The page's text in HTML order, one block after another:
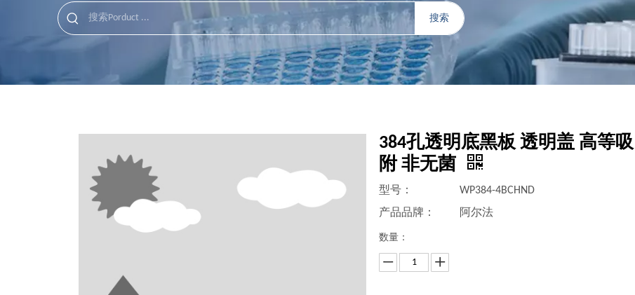
搜索
384孔透明底黑板 透明盖 高等吸
附 非无菌
型号：
WP384-4BCHND
产品品牌：
阿尔法
数量：